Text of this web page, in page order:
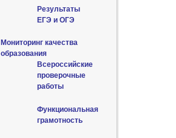
Результаты
ЕГЭ и ОГЭ
Мониторинг качества
образования
Всероссийские
проверочные
работы
Функциональная
грамотность